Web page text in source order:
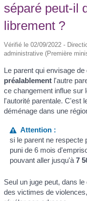
séparé peut-il
librement ?
Vérifié le 02/09/2022 -
administrative (Première
Le parent qui envisage
préalablement l'autre
ce changement influe sur
l'autorité parentale. C'est
déménage dans une
Attention :
si le parent ne respecte
puni de 6 mois
pouvant aller jusqu'à 7
Seul un juge peut, dans
des victimes de